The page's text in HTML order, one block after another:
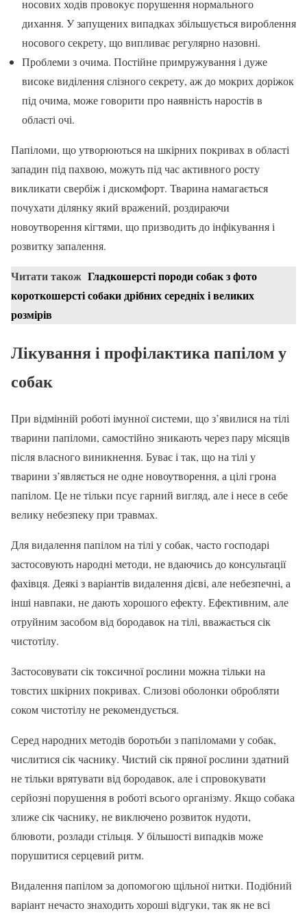
носових ходів провокує порушення нормального
дихання. У запущених випадках збільшується вироблення
носового секрету, що випливає регулярно назовні.
Проблеми з очима. Постійне примружування і дуже
високе виділення слізного секрету, аж до мокрих доріжок
під очима, може говорити про наявність наростів в
області очі.
Папіломи, що утворюються на шкірних покривах в області
западин під пахвою, можуть під час активного росту
викликати свербіж і дискомфорт. Тварина намагається
почухати ділянку який вражений, роздираючи
новоутворення кігтями, що призводить до інфікування і
розвитку запалення.
Читати також Гладкошерсті породи собак з фото
короткошерсті собаки дрібних середніх і великих
розмірів
Лікування і профілактика папілом у
собак
При відмінній роботі імунної системи, що з’явилися на тілі
тварини папіломи, самостійно зникають через пару місяців
після власного виникнення. Буває і так, що на тілі у
тварини з’являється не одне новоутворення, а цілі грона
папілом. Це не тільки псує гарний вигляд, але і несе в себе
велику небезпеку при травмах.
Для видалення папілом на тілі у собак, часто господарі
застосовують народні методи, не вдаючись до консультації
фахівця. Деякі з варіантів видалення дієві, але небезпечні, а
інші навпаки, не дають хорошого ефекту. Ефективним, але
отруйним засобом від бородавок на тілі, вважається сік
чистотілу.
Застосовувати сік токсичної рослини можна тільки на
товстих шкірних покривах. Слизові оболонки обробляти
соком чистотілу не рекомендується.
Серед народних методів боротьби з папіломами у собак,
числитися сік часнику. Чистий сік пряної рослини здатний
не тільки врятувати від бородавок, але і спровокувати
серйозні порушення в роботі всього організму. Якщо собака
злиже сік часнику, не виключено розвиток нудоти,
блювоти, розлади стільця. У більшості випадків може
порушитися серцевий ритм.
Видалення папілом за допомогою щільної нитки. Подібний
варіант нечасто знаходить хороші відгуки, так як не всі